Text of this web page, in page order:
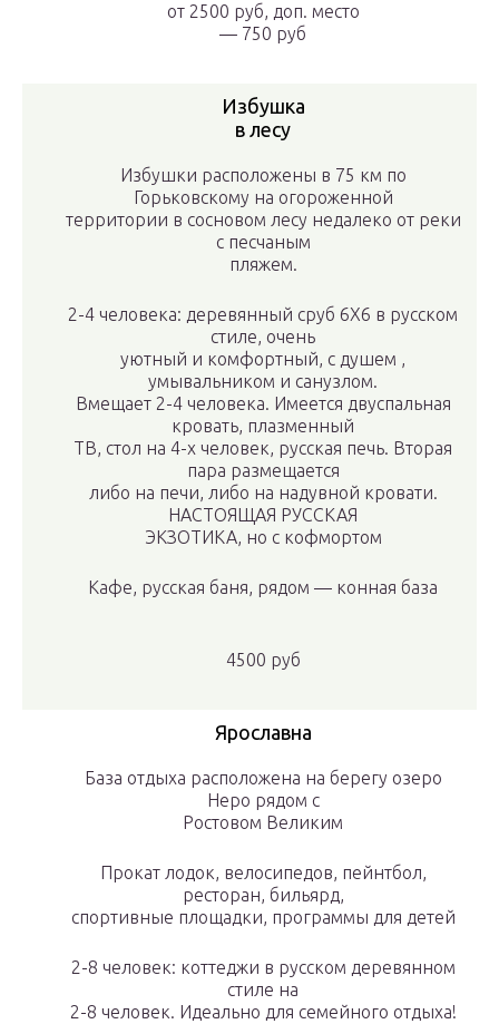
от 2500 руб, доп. место
— 750 руб
Избушка
в лесу
Избушки расположены в 75 км по
Горьковскому на огороженной
территории в сосновом лесу недалеко от реки
с песчаным
пляжем.
2-4 человека: деревянный сруб 6X6 в русском
стиле, очень
уютный и комфортный, с душем ,
умывальником и санузлом.
Вмещает 2-4 человека. Имеется двуспальная
кровать, плазменный
ТВ, стол на 4-х человек, русская печь. Вторая
пара размещается
либо на печи, либо на надувной кровати.
НАСТОЯЩАЯ РУССКАЯ
ЭКЗОТИКА, но с кофмортом
Кафе, русская баня, рядом — конная база
4500 руб
Ярославна
База отдыха расположена на берегу озеро
Неро рядом с
Ростовом Великим
Прокат лодок, велосипедов, пейнтбол,
ресторан, бильярд,
спортивные площадки, программы для детей
2-8 человек: коттеджи в русском деревянном
стиле на
2-8 человек. Идеально для семейного отдыха!